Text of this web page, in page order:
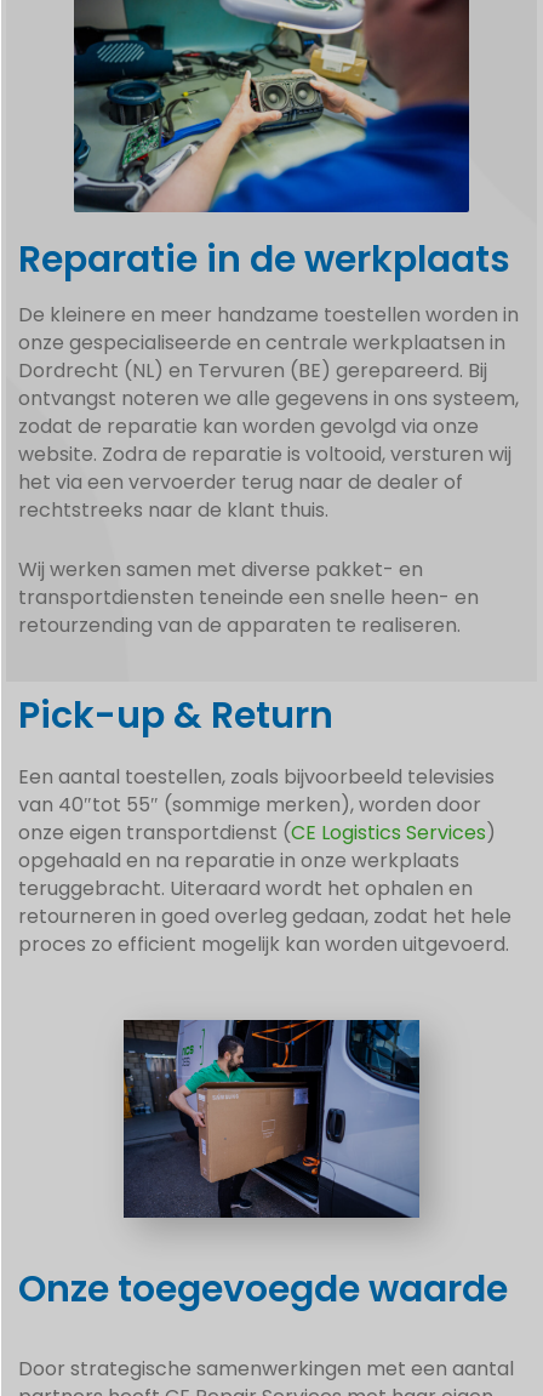
Reparatie in de werkplaats
De kleinere en meer handzame toestellen worden in
onze gespecialiseerde en centrale werkplaatsen in
Dordrecht (NL) en Tervuren (BE) gerepareerd. Bij
ontvangst noteren we alle gegevens in ons systeem,
zodat de reparatie kan worden gevolgd via onze
website. Zodra de reparatie is voltooid, versturen wij
het via een vervoerder terug naar de dealer of
rechtstreeks naar de klant thuis.
Wij werken samen met diverse pakket- en
transportdiensten teneinde een snelle heen- en
retourzending van de apparaten te realiseren.
Pick-up & Return
Een aantal toestellen, zoals bijvoorbeeld televisies
van 40″tot 55″ (sommige merken), worden door
onze eigen transportdienst (CE Logistics Services)
opgehaald en na reparatie in onze werkplaats
teruggebracht. Uiteraard wordt het ophalen en
retourneren in goed overleg gedaan, zodat het hele
proces zo efficient mogelijk kan worden uitgevoerd.
Onze toegevoegde waarde
Door strategische samenwerkingen met een aantal